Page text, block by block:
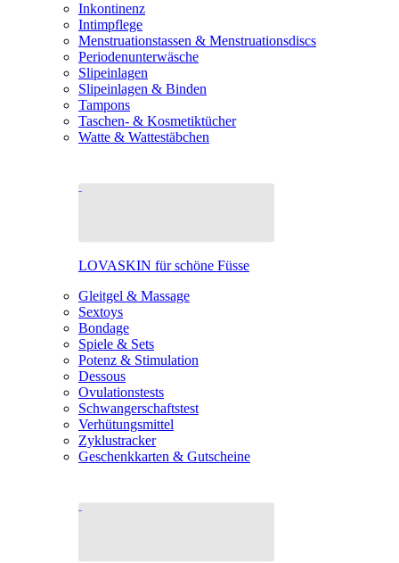
Inkontinenz
Intimpflege
Menstruationstassen & Menstruationsdiscs
Periodenunterwäsche
Slipeinlagen
Slipeinlagen & Binden
Tampons
Taschen- & Kosmetiktücher
Watte & Wattestäbchen
LOVASKIN für schöne Füsse
Gleitgel & Massage
Sextoys
Bondage
Spiele & Sets
Potenz & Stimulation
Dessous
Ovulationstests
Schwangerschaftstest
Verhütungsmittel
Zyklustracker
Geschenkkarten & Gutscheine